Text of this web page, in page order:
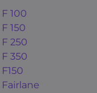
100
150
250
350